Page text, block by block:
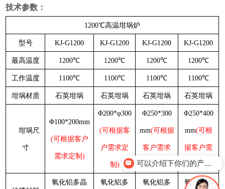
技术参数：
1200℃高温坩埚炉
型号 KJ-G1200 KJ-G1200 KJ-G1200 KJ-G1200
最高温度 1200℃ 1200℃ 1200℃ 1200℃
工作温度 1100℃ 1100℃ 1100℃ 1100℃
坩埚材质 石英坩埚 石英坩埚 石英坩埚 石英坩埚
坩埚尺
寸
Φ100*200mm
(可根据客户
需求定制)
Φ200*φ300
(可根据客
户需求定
制)
Φ250*300
mm(可根据
客户需求
定制)
Φ250*400
mm(可根
据客户需
求定制)
氧化铝多晶 氧化铝多 氧化铝多 氧化铝多
可以介绍下你们的产品么？